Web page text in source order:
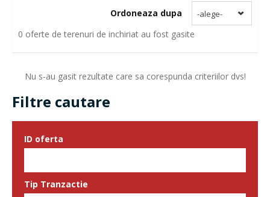
Ordoneaza dupa -alege-
0 oferte de terenuri de inchiriat au fost gasite
Nu s-au gasit rezultate care sa corespunda criteriilor dvs!
Filtre cautare
ID oferta
Tip Tranzactie